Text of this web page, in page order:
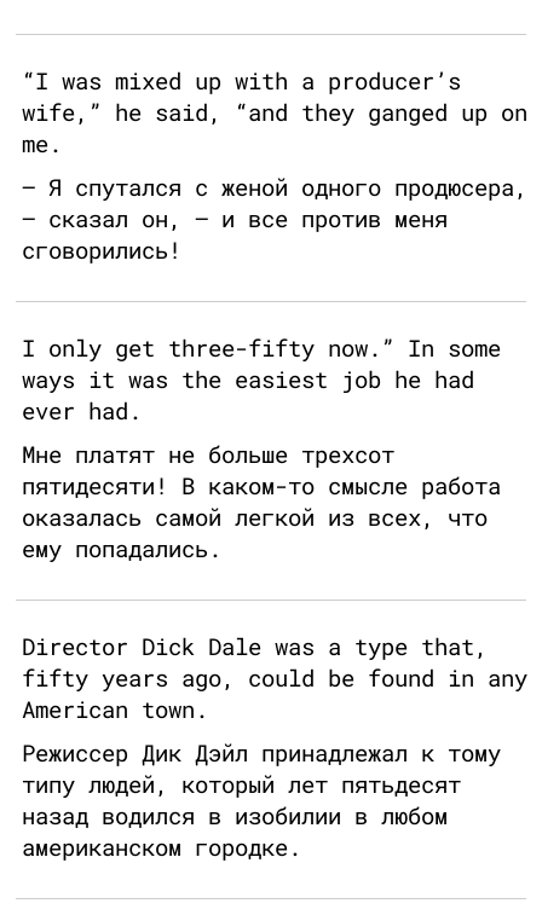
“I was mixed up with a producer’s
wife,” he said, “and they ganged up on
me.
— Я спутался с женой одного продюсера,
— сказал он, — и все против меня
сговорились!
I only get three-fifty now.” In some
ways it was the easiest job he had
ever had.
Мне платят не больше трехсот
пятидесяти! В каком-то смысле работа
оказалась самой легкой из всех, что
ему попадались.
Director Dick Dale was a type that,
fifty years ago, could be found in any
American town.
Режиссер Дик Дэйл принадлежал к тому
типу людей, который лет пятьдесят
назад водился в изобилии в любом
американском городке.